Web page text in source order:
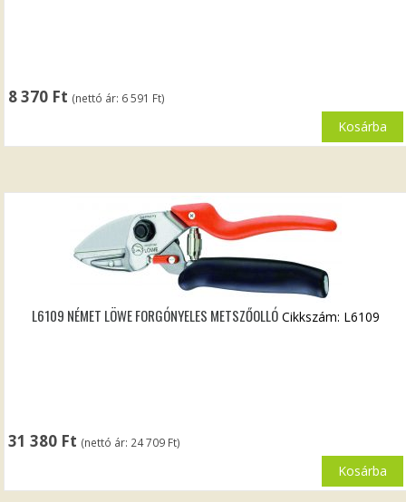
8 370 Ft (nettó ár: 6 591 Ft)
Kosárba
L6109 NÉMET LÖWE FORGÓNYELES METSZŐOLLÓ
31 380 Ft (nettó ár: 24 709 Ft)
Cikkszám: L6109
Kosárba